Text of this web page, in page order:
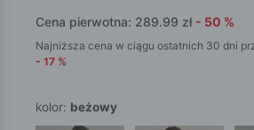
Cena pierwotna: 289.99 zł - 50 %
Najniższa cena w ciągu ostatnich 30 dni
- 17 %
kolor: beżowy